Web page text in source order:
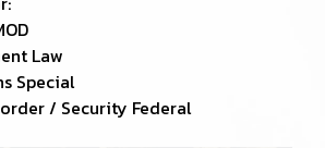
Law
Special
/ Security Federal